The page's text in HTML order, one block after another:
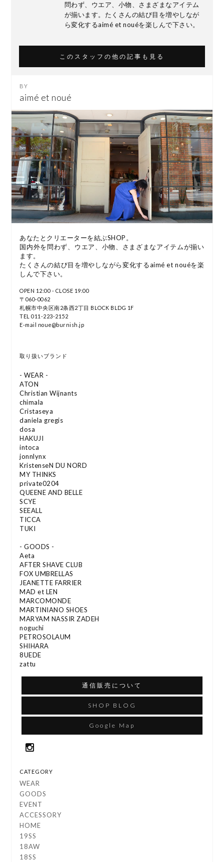
問わず、ウエア、小物、さまざまなアイテム
が揃います。たくさんの結び目を増やしなが
ら変化するaimé et nouéを楽しんで下さい。
このスタッフの他の記事も見る
aimé et noué
あなたとクリエーターを結ぶSHOP。
国内外を問わず、ウエア、小物、さまざまなアイテムが揃い
ます。
たくさんの結び目を増やしながら変化するaimé et nouéを楽
しんで下さい。
OPEN 12:00 - CLOSE 19:00
〒060-0062
札幌市中央区南2条西2丁目 BLOCK BLDG 1F
TEL 011-223-2152
E-mail noue@burnish.jp
取り扱いブランド
- WEAR -
ATON
Christian Wijnants
chimala
Cristaseya
daniela gregis
dosa
HAKUJI
intoca
jonnlynx
KristenseN DU NORD
MY THINKS
private0204
QUEENE AND BELLE
SCYE
SEEALL
TICCA
TUKI
- GOODS -
Aeta
AFTER SHAVE CLUB
FOX UMBRELLAS
JEANETTE FARRIER
MAD et LEN
MARCOMONDE
MARTINIANO SHOES
MARYAM NASSIR ZADEH
noguchi
PETROSOLAUM
SHIHARA
8UEDE
zattu
通信販売について
SHOP BLOG
Google Map
CATEGORY
WEAR
GOODS
EVENT
ACCESSORY
HOME
19SS
18AW
18SS